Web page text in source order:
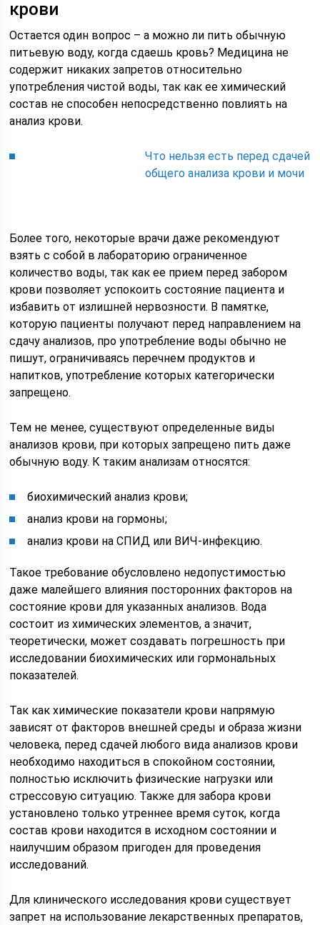
крови
Остается один вопрос – а можно ли пить обычную
питьевую воду, когда сдаешь кровь? Медицина не
содержит никаких запретов относительно
употребления чистой воды, так как ее химический
состав не способен непосредственно повлиять на
анализ крови.
Что нельзя есть перед сдачей
общего анализа крови и мочи
Более того, некоторые врачи даже рекомендуют
взять с собой в лабораторию ограниченное
количество воды, так как ее прием перед забором
крови позволяет успокоить состояние пациента и
избавить от излишней нервозности. В памятке,
которую пациенты получают перед направлением на
сдачу анализов, про употребление воды обычно не
пишут, ограничиваясь перечнем продуктов и
напитков, употребление которых категорически
запрещено.
Тем не менее, существуют определенные виды
анализов крови, при которых запрещено пить даже
обычную воду. К таким анализам относятся:
биохимический анализ крови;
анализ крови на гормоны;
анализ крови на СПИД или ВИЧ-инфекцию.
Такое требование обусловлено недопустимостью
даже малейшего влияния посторонних факторов на
состояние крови для указанных анализов. Вода
состоит из химических элементов, а значит,
теоретически, может создавать погрешность при
исследовании биохимических или гормональных
показателей.
Так как химические показатели крови напрямую
зависят от факторов внешней среды и образа жизни
человека, перед сдачей любого вида анализов крови
необходимо находиться в спокойном состоянии,
полностью исключить физические нагрузки или
стрессовую ситуацию. Также для забора крови
установлено только утреннее время суток, когда
состав крови находится в исходном состоянии и
наилучшим образом пригоден для проведения
исследований.
Для клинического исследования крови существует
запрет на использование лекарственных препаратов,